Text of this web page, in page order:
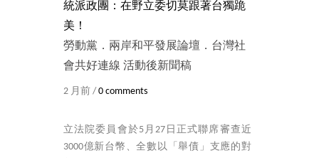
統派政團：在野立委切莫跟著台獨跪
美！
勞動黨．兩岸和平發展論壇．台灣社
會共好連線 活動後新聞稿
2 月前 / 0 comments
立法院委員會於5月27日正式聯席審查近
3000億新台幣、全數以「舉債」支應的對